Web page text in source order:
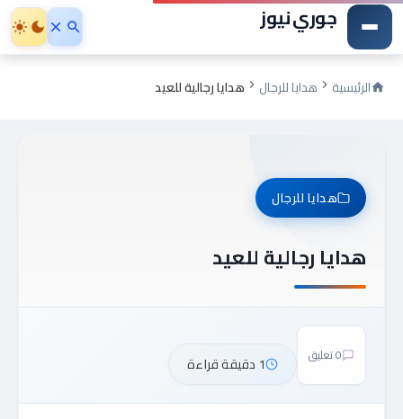
جوري نيوز
الرئيسية هدايا للرجال هدايا رجالية للعيد
هدايا للرجال
هدايا رجالية للعيد
0 تعليق 1 دقيقة قراءة